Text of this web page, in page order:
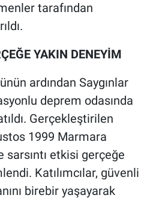
tarafından
YAKIN DENEYİM
ardından Saygınlar
deprem odasında
Gerçekleştirilen
1999 Marmara
etkisi gerçeğe
Katılımcılar, güvenli
birebir yaşayarak